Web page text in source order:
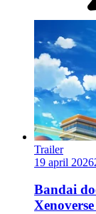
Trailer
19 april 2026
Bandai